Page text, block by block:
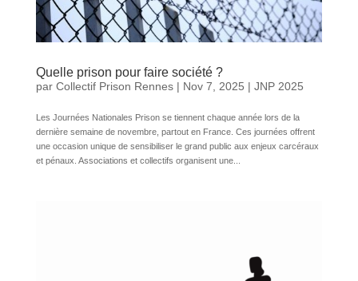
Quelle prison pour faire société ?
par Collectif Prison Rennes| Nov 7, 2025 | JNP 2025
Les Journées Nationales Prison se tiennent chaque année lors de la
dernière semaine de novembre, partout en France. Ces journées offrent
une occasion unique de sensibiliser le grand public aux enjeux carcéraux
et pénaux. Associations et collectifs organisent une...